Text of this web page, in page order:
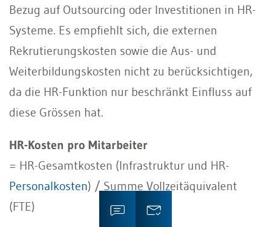
Bezug auf Outsourcing oder Investitionen in HR-
Systeme. Es empfiehlt sich, die externen
Rekrutierungskosten sowie die Aus- und
Weiterbildungskosten nicht zu berücksichtigen,
da die HR-Funktion nur beschränkt Einfluss auf
diese Grössen hat.
HR-Kosten pro Mitarbeiter
= HR-Gesamtkosten (Infrastruktur und HR-
Personalkosten) / Summe Vollzeitäquivalent
(FTE)